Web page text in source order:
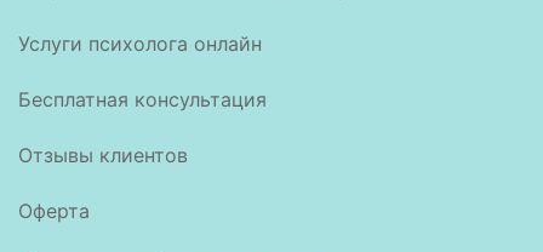
Услуги психолога онлайн
Бесплатная консультация
Отзывы клиентов
Оферта